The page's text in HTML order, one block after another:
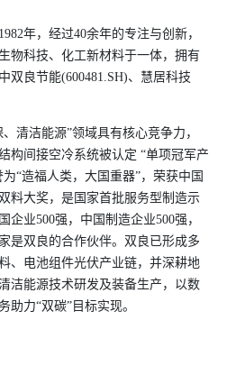
年，经过40余年的专注与创新，
物科技、化工新材料于一体，拥有
双良节能(600481.SH)、慧居科技
清洁能源”领域具有核心竞争力，
构间接空冷系统被认定 “单项冠军产
“造福人类，大国重器”，荣获中国
料大奖，是国家首批服务型制造示
企业500强，中国制造企业500强，
是双良的合作伙伴。双良已形成多
、电池组件光伏产业链，并深耕地
洁能源技术研发及装备生产，以数
助力“双碳”目标实现。